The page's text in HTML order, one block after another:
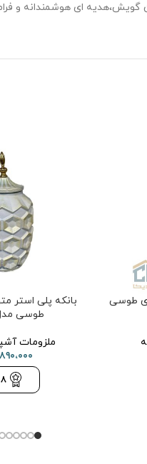
‌گویش،هدیه ‌ای هوشمندانه و
طوسی
بانکه پلی استر
طوسی مدل
ملزومات
۸۹۰،۰۰۰
8